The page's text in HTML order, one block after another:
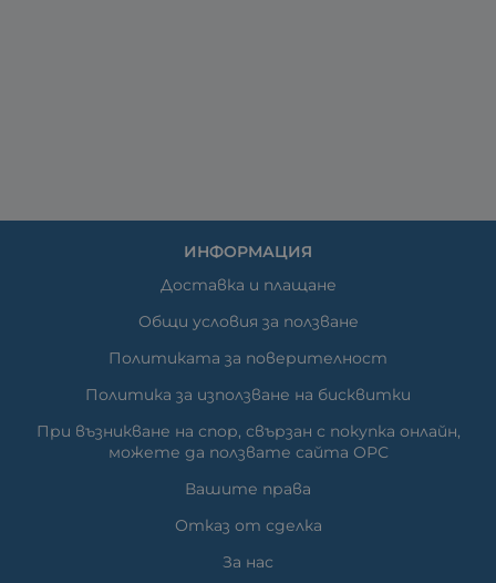
ИНФОРМАЦИЯ
Доставка и плащане
Общи условия за ползване
Политиката за поверителност
Политика за използване на бисквитки
При възникване на спор, свързан с покупка онлайн,
можете да ползвате сайта ОРС
Вашите права
Отказ от сделка
За нас